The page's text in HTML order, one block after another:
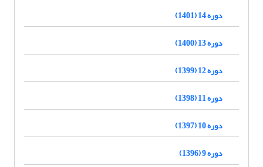
دوره 14 (1401)
دوره 13 (1400)
دوره 12 (1399)
دوره 11 (1398)
دوره 10 (1397)
دوره 9 (1396)